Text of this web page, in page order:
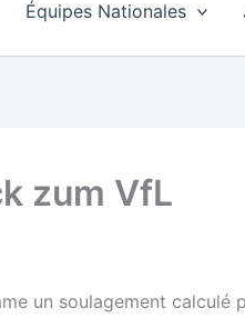
Équipes Nationales
zum VfL
un soulagement calculé